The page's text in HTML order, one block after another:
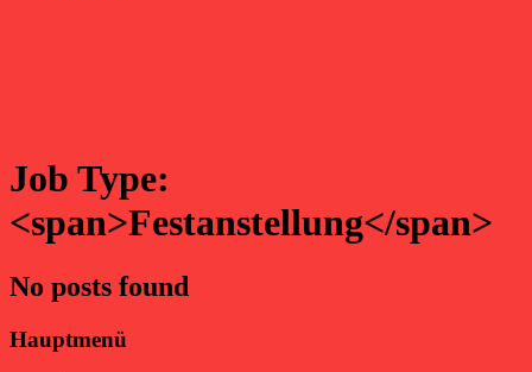
Job Type:
<span>Festanstellung</span>
No posts found
Hauptmenü